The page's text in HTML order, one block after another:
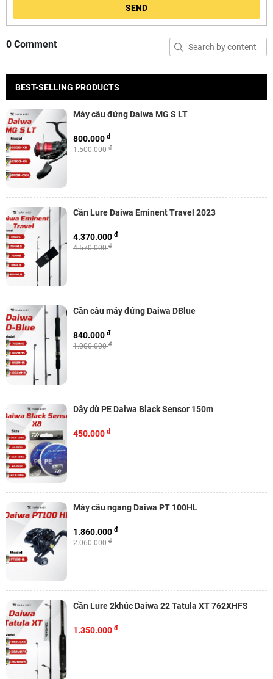
SEND
0 Comment
BEST-SELLING PRODUCTS
Máy câu đứng Daiwa MG S LT
1.500.000đ
800.000 đ
Cần Lure Daiwa Eminent Travel 2023
4.570.000đ
4.370.000 đ
Cần câu máy đứng Daiwa DBlue
1.000.000đ
840.000 đ
Dây dù PE Daiwa Black Sensor 150m
450.000 đ
Máy câu ngang Daiwa PT 100HL
2.060.000đ
1.860.000 đ
Cần Lure 2khúc Daiwa 22 Tatula XT 762XHFS
1.350.000 đ